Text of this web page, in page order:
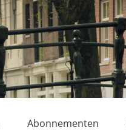
Abonnementen